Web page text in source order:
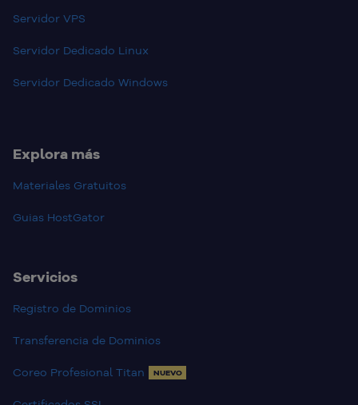
Servidor VPS
Servidor Dedicado Linux
Servidor Dedicado Windows
Explora más
Materiales Gratuitos
Guias HostGator
Servicios
Registro de Dominios
Transferencia de Dominios
Coreo Profesional Titan NUEVO